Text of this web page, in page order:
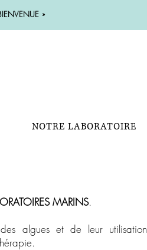
»
NOTRE LABORATOIRE
MARINS.
algues et de leur utilisation